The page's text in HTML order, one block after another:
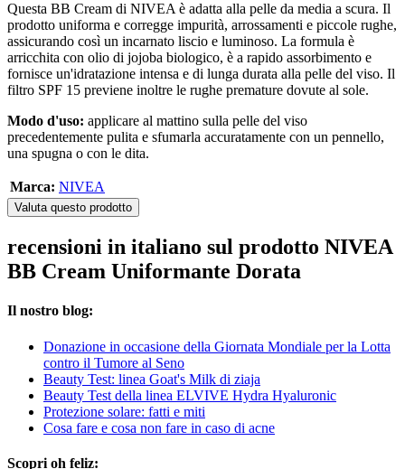
Questa BB Cream di NIVEA è adatta alla pelle da media a scura. Il
prodotto uniforma e corregge impurità, arrossamenti e piccole rughe,
assicurando così un incarnato liscio e luminoso. La formula è
arricchita con olio di jojoba biologico, è a rapido assorbimento e
fornisce un'idratazione intensa e di lunga durata alla pelle del viso. Il
filtro SPF 15 previene inoltre le rughe premature dovute al sole.
Modo d'uso: applicare al mattino sulla pelle del viso
precedentemente pulita e sfumarla accuratamente con un pennello,
una spugna o con le dita.
Marca: NIVEA
Valuta questo prodotto
recensioni in italiano sul prodotto NIVEA
BB Cream Uniformante Dorata
Il nostro blog:
Donazione in occasione della Giornata Mondiale per la Lotta
contro il Tumore al Seno
Beauty Test: linea Goat's Milk di ziaja
Beauty Test della linea ELVIVE Hydra Hyaluronic
Protezione solare: fatti e miti
Cosa fare e cosa non fare in caso di acne
Scopri oh feliz: